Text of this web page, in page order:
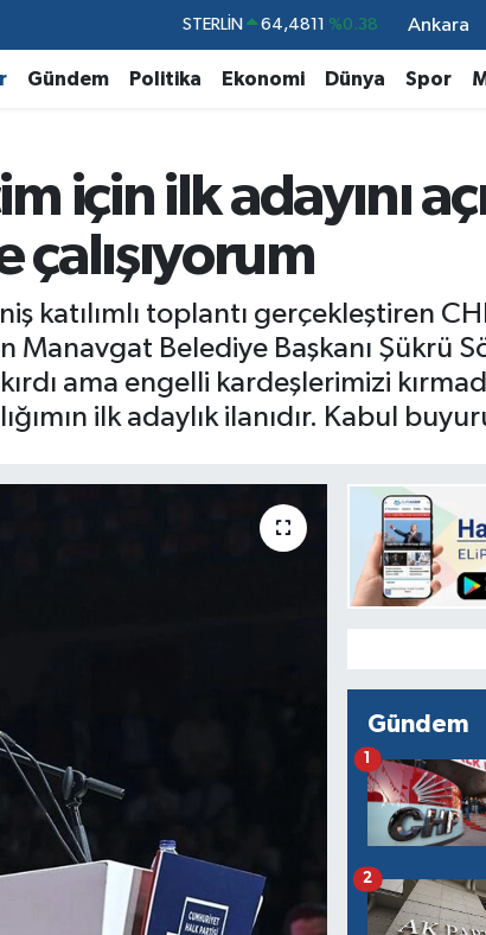
BİST100 13.779 %-14
EURO 55,2510 %0.32
Ankara
Gündem Politika Ekonomi Dünya Spor
için ilk adayını
çalışıyorum
toplantı gerçekleştiren
Manavgat Belediye Başkanı Şükrü
ama engelli kardeşlerimizi
ilk adaylık ilanıdır. Kabul
Gündem
1
2